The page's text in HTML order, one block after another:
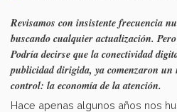
Revisamos con insistente frecuencia
buscando cualquier actualización.
Podría decirse que la conectividad
publicidad dirigida, ya comenzaron un
control: la economía de la atención.
Hace apenas algunos años nos